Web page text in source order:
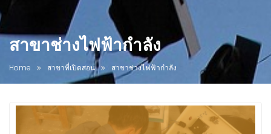
สาขาช่างไฟฟ้ากำลัง
Home สาขาที่เปิดสอน สาขาช่างไฟฟ้ากำลัง